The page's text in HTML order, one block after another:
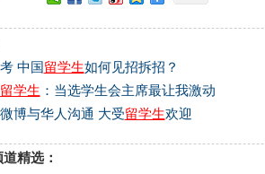
中国 留学生如何见招拆招？
留学生 ：当选学生会主席最让我激动
博与华人沟通 大受留学生欢迎
精选：